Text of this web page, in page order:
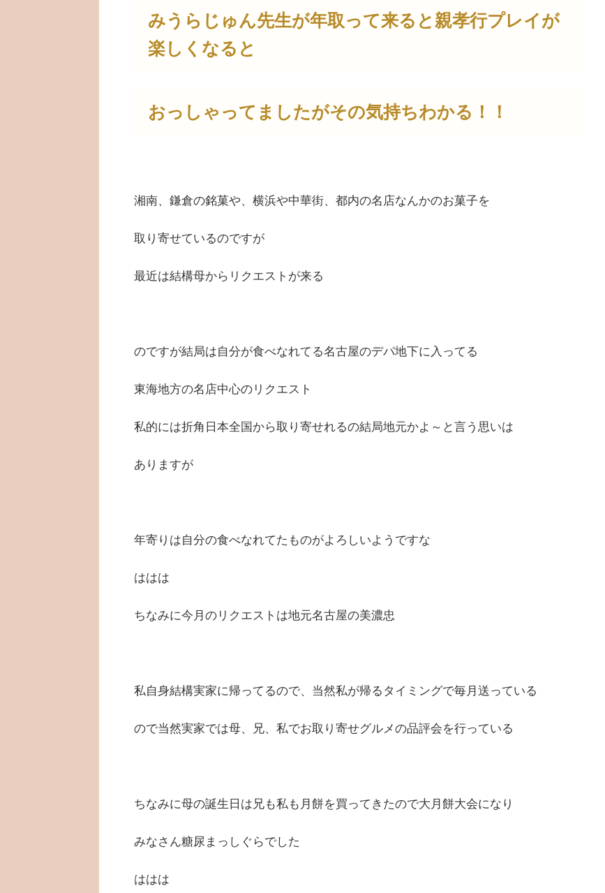
みうらじゅん先生が年取って来ると親孝行プレイが
楽しくなると
おっしゃってましたがその気持ちわかる！！
湘南、鎌倉の銘菓や、横浜や中華街、都内の名店なんかのお菓子を
取り寄せているのですが
最近は結構母からリクエストが来る
のですが結局は自分が食べなれてる名古屋のデパ地下に入ってる
東海地方の名店中心のリクエスト
私的には折角日本全国から取り寄せれるの結局地元かよ～と言う思いは
ありますが
年寄りは自分の食べなれてたものがよろしいようですな
ははは
ちなみに今月のリクエストは地元名古屋の美濃忠
私自身結構実家に帰ってるので、当然私が帰るタイミングで毎月送っている
ので当然実家では母、兄、私でお取り寄せグルメの品評会を行っている
ちなみに母の誕生日は兄も私も月餅を買ってきたので大月餅大会になり
みなさん糖尿まっしぐらでした
ははは